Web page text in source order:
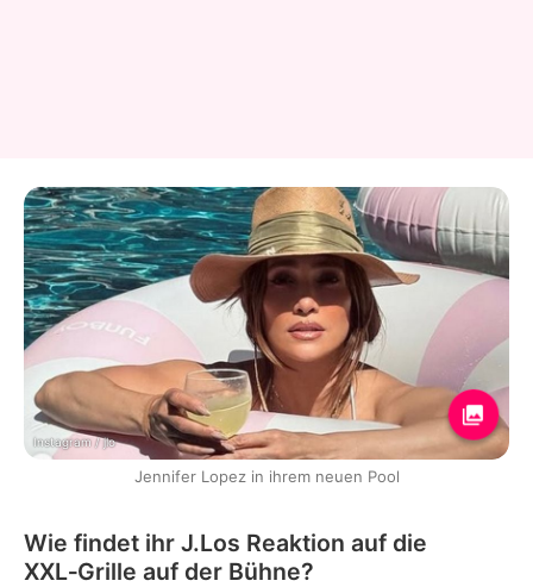
Instagram / jlo
Jennifer Lopez in ihrem neuen Pool
Wie findet ihr J.Los Reaktion auf die
XXL‑Grille auf der Bühne?